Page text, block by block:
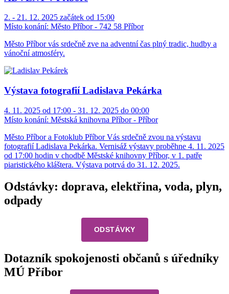
2. - 21. 12. 2025 začátek od 15:00
Místo konání: Město Příbor - 742 58 Příbor
Město Příbor vás srdečně zve na adventní čas plný tradic, hudby a
vánoční atmosféry.
Výstava fotografií Ladislava Pekárka
4. 11. 2025 od 17:00 - 31. 12. 2025 do 00:00
Místo konání: Městská knihovna Příbor - Příbor
Město Příbor a Fotoklub Příbor Vás srdečně zvou na výstavu
fotografií Ladislava Pekárka. Vernisáž výstavy proběhne 4. 11. 2025
od 17:00 hodin v chodbě Městské knihovny Příbor, v 1. patře
piaristického kláštera. Výstava potrvá do 31. 12. 2025.
Odstávky: doprava, elektřina, voda, plyn,
odpady
ODSTÁVKY
Dotazník spokojenosti občanů s úředníky
MÚ Příbor